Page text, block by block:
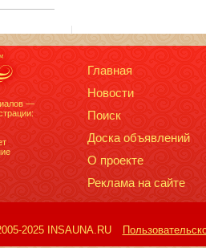
—
Главная
Новости
Поиск
Доска объявлений
О проекте
Реклама на сайте
2025 INSAUNA.RU